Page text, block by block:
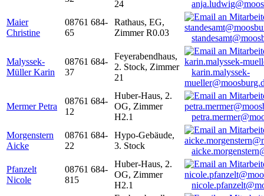
24
Maier
Christine
08761 684-
65
Rathaus, EG,
Zimmer R0.03
Malyssek-
Müller Karin
08761 684-
37
Feyerabendhaus,
2. Stock, Zimmer
21
karin.malyssek-
Mermer Petra
08761 684-
12
Huber-Haus, 2.
OG, Zimmer
H2.1
Morgenstern
Aicke
08761 684-
22
Hypo-Gebäude,
3. Stock
Pfanzelt
Nicole
08761 684-
815
Huber-Haus, 2.
OG, Zimmer
H2.1